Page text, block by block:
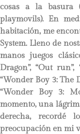
cosas a la basura
playmovils). En
habitación, me
System. Lleno de
manos juegos
Dragon”, “Out
“Wonder Boy 3: The
“Wonder Boy 3:
momento, una
derecha, recordé
preocupación en mi